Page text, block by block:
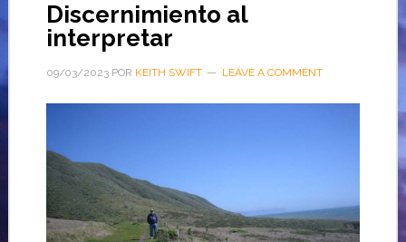
Discernimiento al
interpretar
09/03/2023POR KEITH SWIFT LEAVE A COMMENT